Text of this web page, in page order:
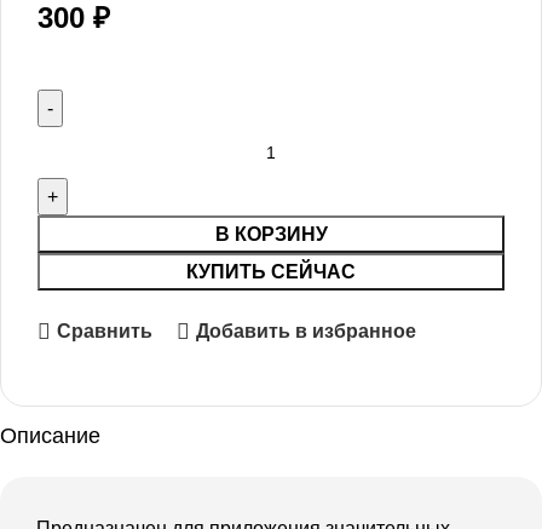
300 ₽
В КОРЗИНУ
КУПИТЬ СЕЙЧАС
Сравнить Добавить в избранное
Описание